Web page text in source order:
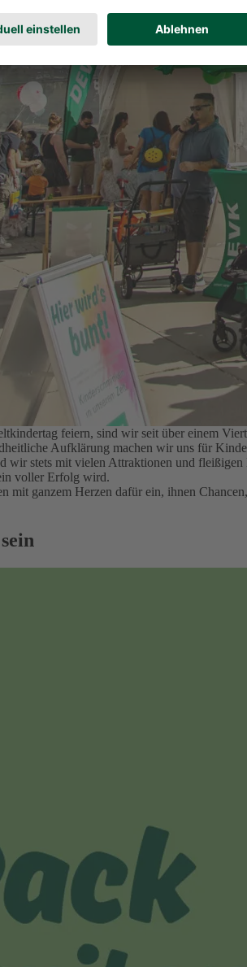
feiern, sind wir seit über einem
Aufklärung machen wir uns für
wir stets mit vielen Attraktionen und
voller Erfolg wird.
mit ganzem Herzen dafür ein, ihnen